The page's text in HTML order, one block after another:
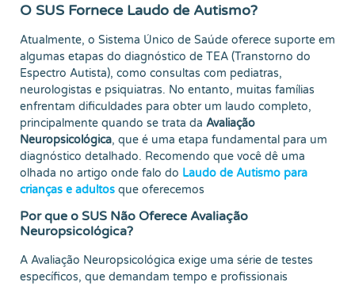
O SUS Fornece Laudo de Autismo?
Atualmente, o Sistema Único de Saúde oferece suporte em
algumas etapas do diagnóstico de TEA (Transtorno do
Espectro Autista), como consultas com pediatras,
neurologistas e psiquiatras. No entanto, muitas famílias
enfrentam dificuldades para obter um laudo completo,
principalmente quando se trata da Avaliação
Neuropsicológica, que é uma etapa fundamental para um
diagnóstico detalhado. Recomendo que você dê uma
olhada no artigo onde falo do Laudo de Autismo para
crianças e adultos que oferecemos
Por que o SUS Não Oferece Avaliação
Neuropsicológica?
A Avaliação Neuropsicológica exige uma série de testes
específicos, que demandam tempo e profissionais